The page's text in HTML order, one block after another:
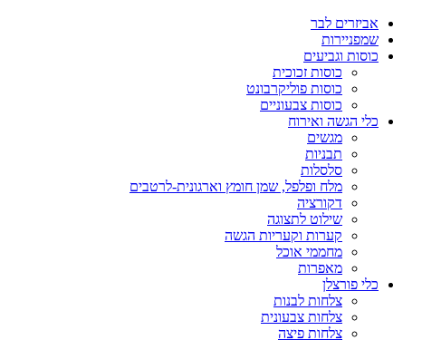
אביזרים לבר
שמפניירות
כוסות וגביעים
כוסות זכוכית
כוסות פוליקרבונט
כוסות צבעוניים
כלי הגשה ואירוח
מגשים
תבניות
סלסלות
מלח ופלפל, שמן חומץ וארגונית-לרטבים
דקורציה
שילוט לתצוגה
קערות וקעריות הגשה
מחממי אוכל
מאפרות
כלי פורצלן
צלחות לבנות
צלחות צבעונית
צלחות פיצה